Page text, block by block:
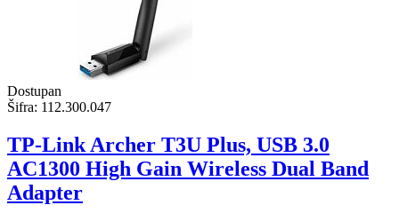
Dostupan
Šifra: 112.300.047
TP-Link Archer T3U Plus, USB 3.0
AC1300 High Gain Wireless Dual Band
Adapter